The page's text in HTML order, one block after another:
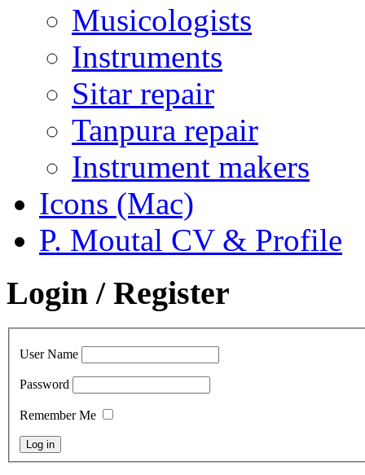
Musicologists
Instruments
Sitar repair
Tanpura repair
Instrument makers
Icons (Mac)
P. Moutal CV & Profile
Login / Register
User Name
Password
Remember Me